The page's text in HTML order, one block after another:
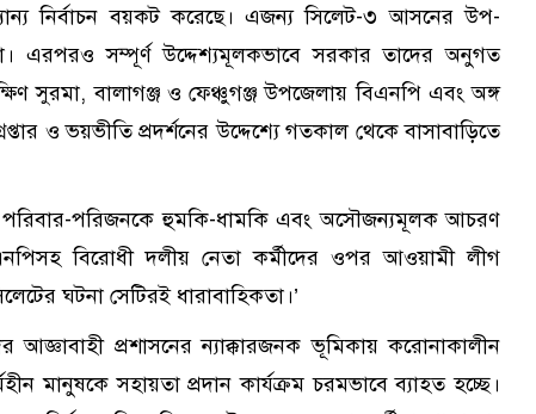
নির্বাচন বয়কট করেছে। এজন্য সিলেট-৩ আসনের উপ-
এরপরও সম্পূর্ণ উদ্দেশ্যমূলকভাবে সরকার তাদের অনুগত
সুরমা, বালাগঞ্জ ও ফেঞ্চুগঞ্জ উপজেলায় বিএনপি এবং অঙ্গ
ও ভয়ভীতি প্রদর্শনের উদ্দেশ্যে গতকাল থেকে বাসাবাড়িতে
পরিবার-পরিজনকে হুমকি-ধামকি এবং অসৌজন্যমূলক আচরণ
বিরোধী দলীয় নেতা কর্মীদের ওপর আওয়ামী লীগ
ঘটনা সেটিরই ধারাবাহিকতা।’
প্রশাসনের ন্যাক্কারজনক ভূমিকায় করোনাকালীন
মানুষকে সহায়তা প্রদান কার্যক্রম চরমভাবে ব্যাহত হচ্ছে।